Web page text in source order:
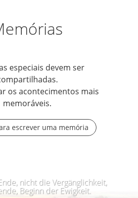
especiais devem ser
os acontecimentos mais
memoráveis.
escrever uma memória
nicht die Vergänglichkeit,
Beginn der Ewigkeit.